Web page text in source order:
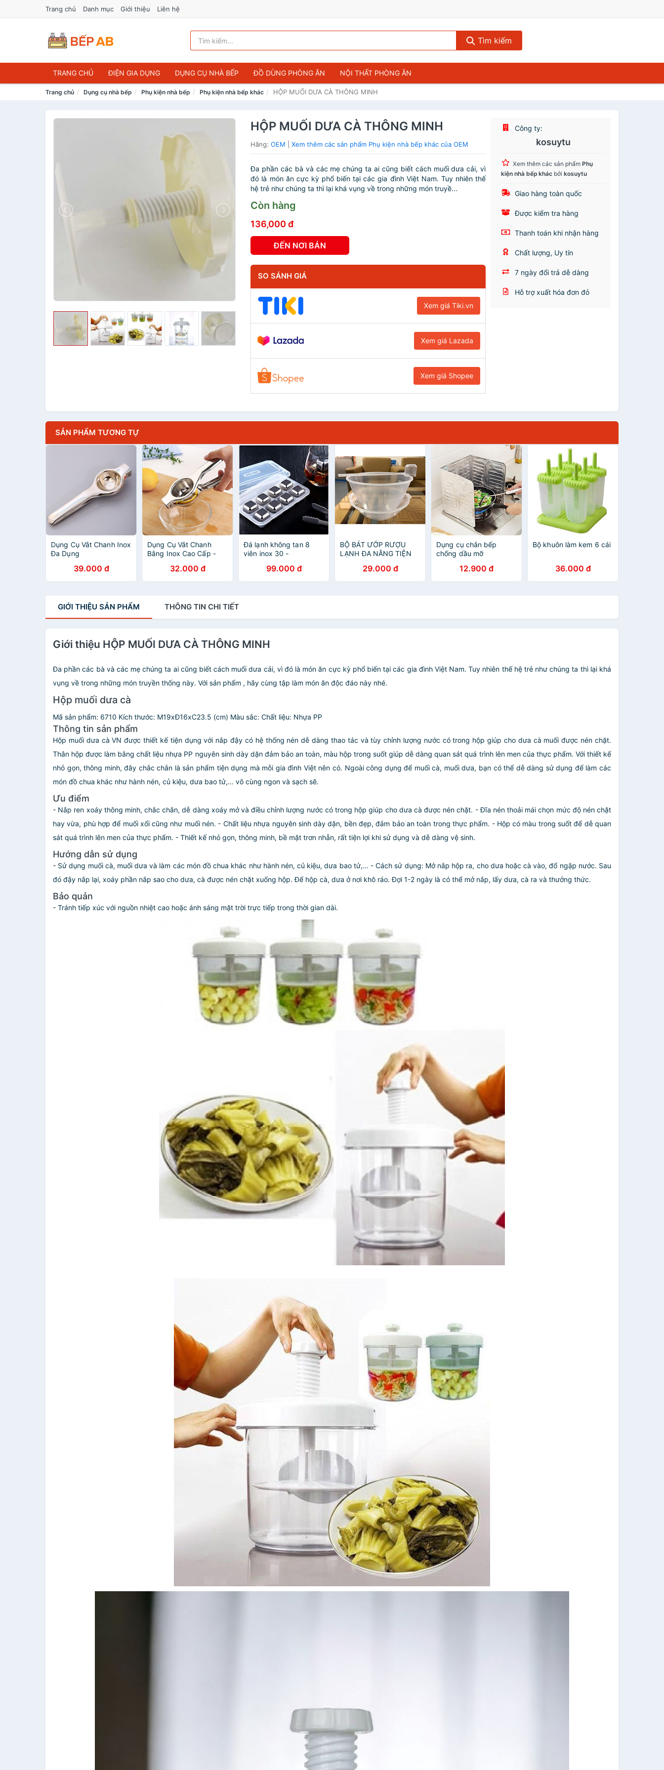
Trang chủ Danh mục Giới thiệu Liên hệ
Tìm kiếm
TRANG CHỦ ĐIỆN GIA DỤNG DỤNG CỤ NHÀ BẾP ĐỒ DÙNG PHÒNG ĂN NỘI THẤT PHÒNG ĂN
Trang chủ Dụng cụ nhà bếp Phụ kiện nhà bếp Phụ kiện nhà bếp khác HỘP MUỐI DƯA CÀ THÔNG MINH
HỘP MUỐI DƯA CÀ THÔNG MINH
Hãng:OEM |Xem thêm các sản phẩm Phụ kiện nhà bếp khác của OEM
Đa phần các bà và các mẹ chúng ta ai cũng biết cách muối dưa cải, vì
đó là món ăn cực kỳ phổ biến tại các gia đình Việt Nam. Tuy nhiên thế
hệ trẻ như chúng ta thì lại khá vụng về trong những món truyề...
Còn hàng
136,000 đ
ĐẾN NƠI BÁN
SO SÁNH GIÁ
Xem giá Tiki.vn
Xem giá Lazada
Xem giá Shopee
Công ty:
kosuytu
Xem thêm các sản phẩmPhụ
kiện nhà bếp khác bởikosuytu
Giao hàng toàn quốc
Được kiểm tra hàng
Thanh toán khi nhận hàng
Chất lượng, Uy tín
7 ngày đổi trả dễ dàng
Hỗ trợ xuất hóa đơn đỏ
SẢN PHẨM TƯƠNG TỰ
Dụng Cụ Vắt Chanh Inox
Đa Dụng
39.000 đ
Dụng Cụ Vắt Chanh
Bằng Inox Cao Cấp -
Tiện Dụng (Màu Bạc)
32.000 đ
Đá lạnh không tan 8
viên inox 30 -
99.000 đ
BỘ BÁT ƯỚP RƯỢU
LẠNH ĐA NĂNG TIỆN
RƯỢU , 1 BÁT ĐỰNG ĐÁ
, 1 GÁO MÚC RƯỢU
29.000 đ
Dụng cụ chắn bếp
chống dầu mỡ
12.900 đ
Bộ khuôn làm kem 6 cái
36.000 đ
GIỚI THIỆU SẢN PHẨM THÔNG TIN CHI TIẾT
Giới thiệu HỘP MUỐI DƯA CÀ THÔNG MINH
Đa phần các bà và các mẹ chúng ta ai cũng biết cách muối dưa cải, vì đó là món ăn cực kỳ phổ biến tại các gia đình Việt Nam. Tuy nhiên thế hệ trẻ như chúng ta thì lại khá
vụng về trong những món truyền thống này. Với sản phẩm , hãy cùng tập làm món ăn độc đáo này nhé.
Hộp muối dưa cà
Mã sản phẩm: 6710 Kích thước: M19xĐ16xC23.5 (cm) Màu sắc: Chất liệu: Nhựa PP
Thông tin sản phẩm
Hộp muối dưa cà VN được thiết kế tiện dụng với nắp đậy có hệ thống nén dễ dàng thao tác và tùy chỉnh lượng nước có trong hộp giúp cho dưa cà muối được nén chặt.
Thân hộp được làm bằng chất liệu nhựa PP nguyên sinh dày dặn đảm bảo an toàn, màu hộp trong suốt giúp dễ dàng quan sát quá trình lên men của thực phẩm. Với thiết kế
nhỏ gọn, thông minh, đây chắc chắn là sản phẩm tiện dụng mà mỗi gia đình Việt nên có. Ngoài công dụng để muối cà, muối dưa, bạn có thể dễ dàng sử dụng để làm các
món đồ chua khác như hành nén, củ kiệu, dưa bao tử,… vô cùng ngon và sạch sẽ.
Ưu điểm
- Nắp ren xoáy thông minh, chắc chắn, dễ dàng xoáy mở và điều chỉnh lượng nước có trong hộp giúp cho dưa cà được nén chặt. - Đĩa nén thoải mái chọn mức độ nén chặt
hay vừa, phù hợp để muối xổi cũng như muối nén. - Chất liệu nhựa nguyên sinh dày dặn, bền đẹp, đảm bảo an toàn trong thực phẩm. - Hộp có màu trong suốt để dễ quan
sát quá trình lên men của thực phẩm. - Thiết kế nhỏ gọn, thông minh, bề mặt trơn nhẵn, rất tiện lợi khi sử dụng và dễ dàng vệ sinh.
Hướng dẫn sử dụng
- Sử dụng muối cà, muối dưa và làm các món đồ chua khác như hành nén, củ kiệu, dưa bao tử,… - Cách sử dụng: Mở nắp hộp ra, cho dưa hoặc cà vào, đổ ngập nước. Sau
đó đậy nắp lại, xoáy phần nắp sao cho dưa, cà được nén chặt xuống hộp. Để hộp cà, dưa ở nơi khô ráo. Đợi 1-2 ngày là có thể mở nắp, lấy dưa, cà ra và thưởng thức.
Bảo quản
- Tránh tiếp xúc với nguồn nhiệt cao hoặc ánh sáng mặt trời trực tiếp trong thời gian dài.